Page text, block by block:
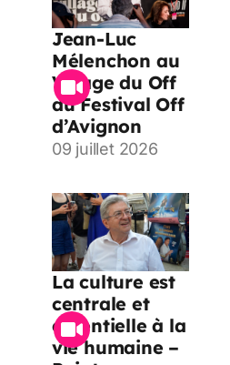
Jean-Luc
Mélenchon au
Village du Off
du Festival Off
d’Avignon
09 juillet 2026
La culture est
centrale et
essentielle à la
vie humaine –